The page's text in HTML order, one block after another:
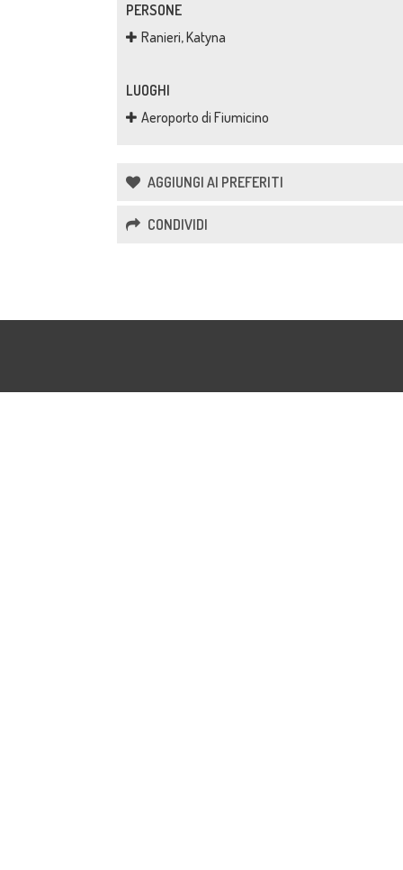
PERSONE
Ranieri, Katyna
LUOGHI
Aeroporto di Fiumicino
AGGIUNGI AI PREFERITI
CONDIVIDI